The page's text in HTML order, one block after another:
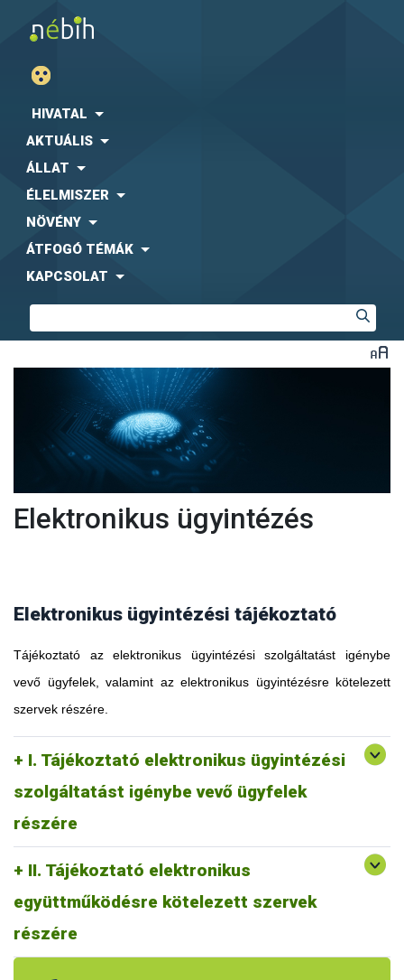
HIVATAL
AKTUÁLIS
ÁLLAT
ÉLELMISZER
NÖVÉNY
ÁTFOGÓ TÉMÁK
KAPCSOLAT
Elektronikus ügyintézés
Elektronikus ügyintézési tájékoztató
Tájékoztató az elektronikus ügyintézési szolgáltatást igénybe
vevő ügyfelek, valamint az elektronikus ügyintézésre kötelezett
szervek részére.
I. Tájékoztató elektronikus ügyintézési
szolgáltatást igénybe vevő ügyfelek
részére
II. Tájékoztató elektronikus
együttműködésre kötelezett szervek
részére